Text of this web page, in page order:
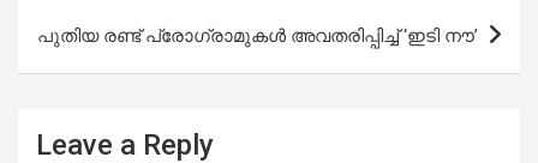
പുതിയ രണ്ട് പ്രോഗ്രാമുകൾ അവതരിപ്പിച്ച് ‘ഇടി നൗ’
Leave a Reply